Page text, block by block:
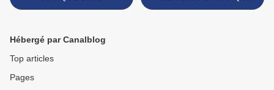
LOUIS MARX - POSE 1 - >
Hébergé par Canalblog
Top articles
Pages